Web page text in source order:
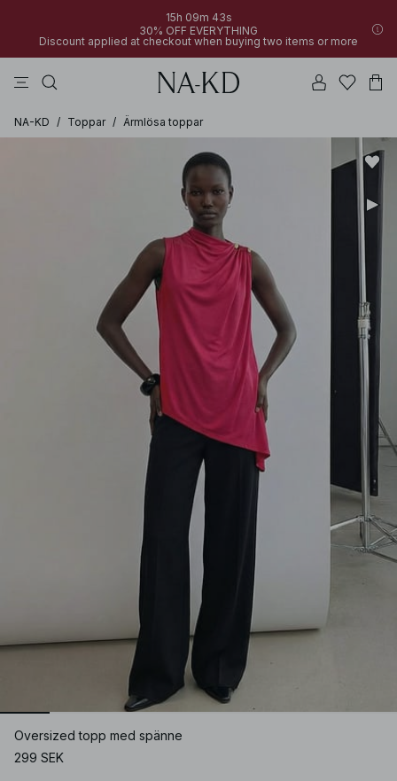
15h 09m 43s
30% OFF EVERYTHING
Discount applied at checkout when buying two items or more
NA-KD / Toppar / Ärmlösa toppar
Oversized topp med spänne
299 SEK